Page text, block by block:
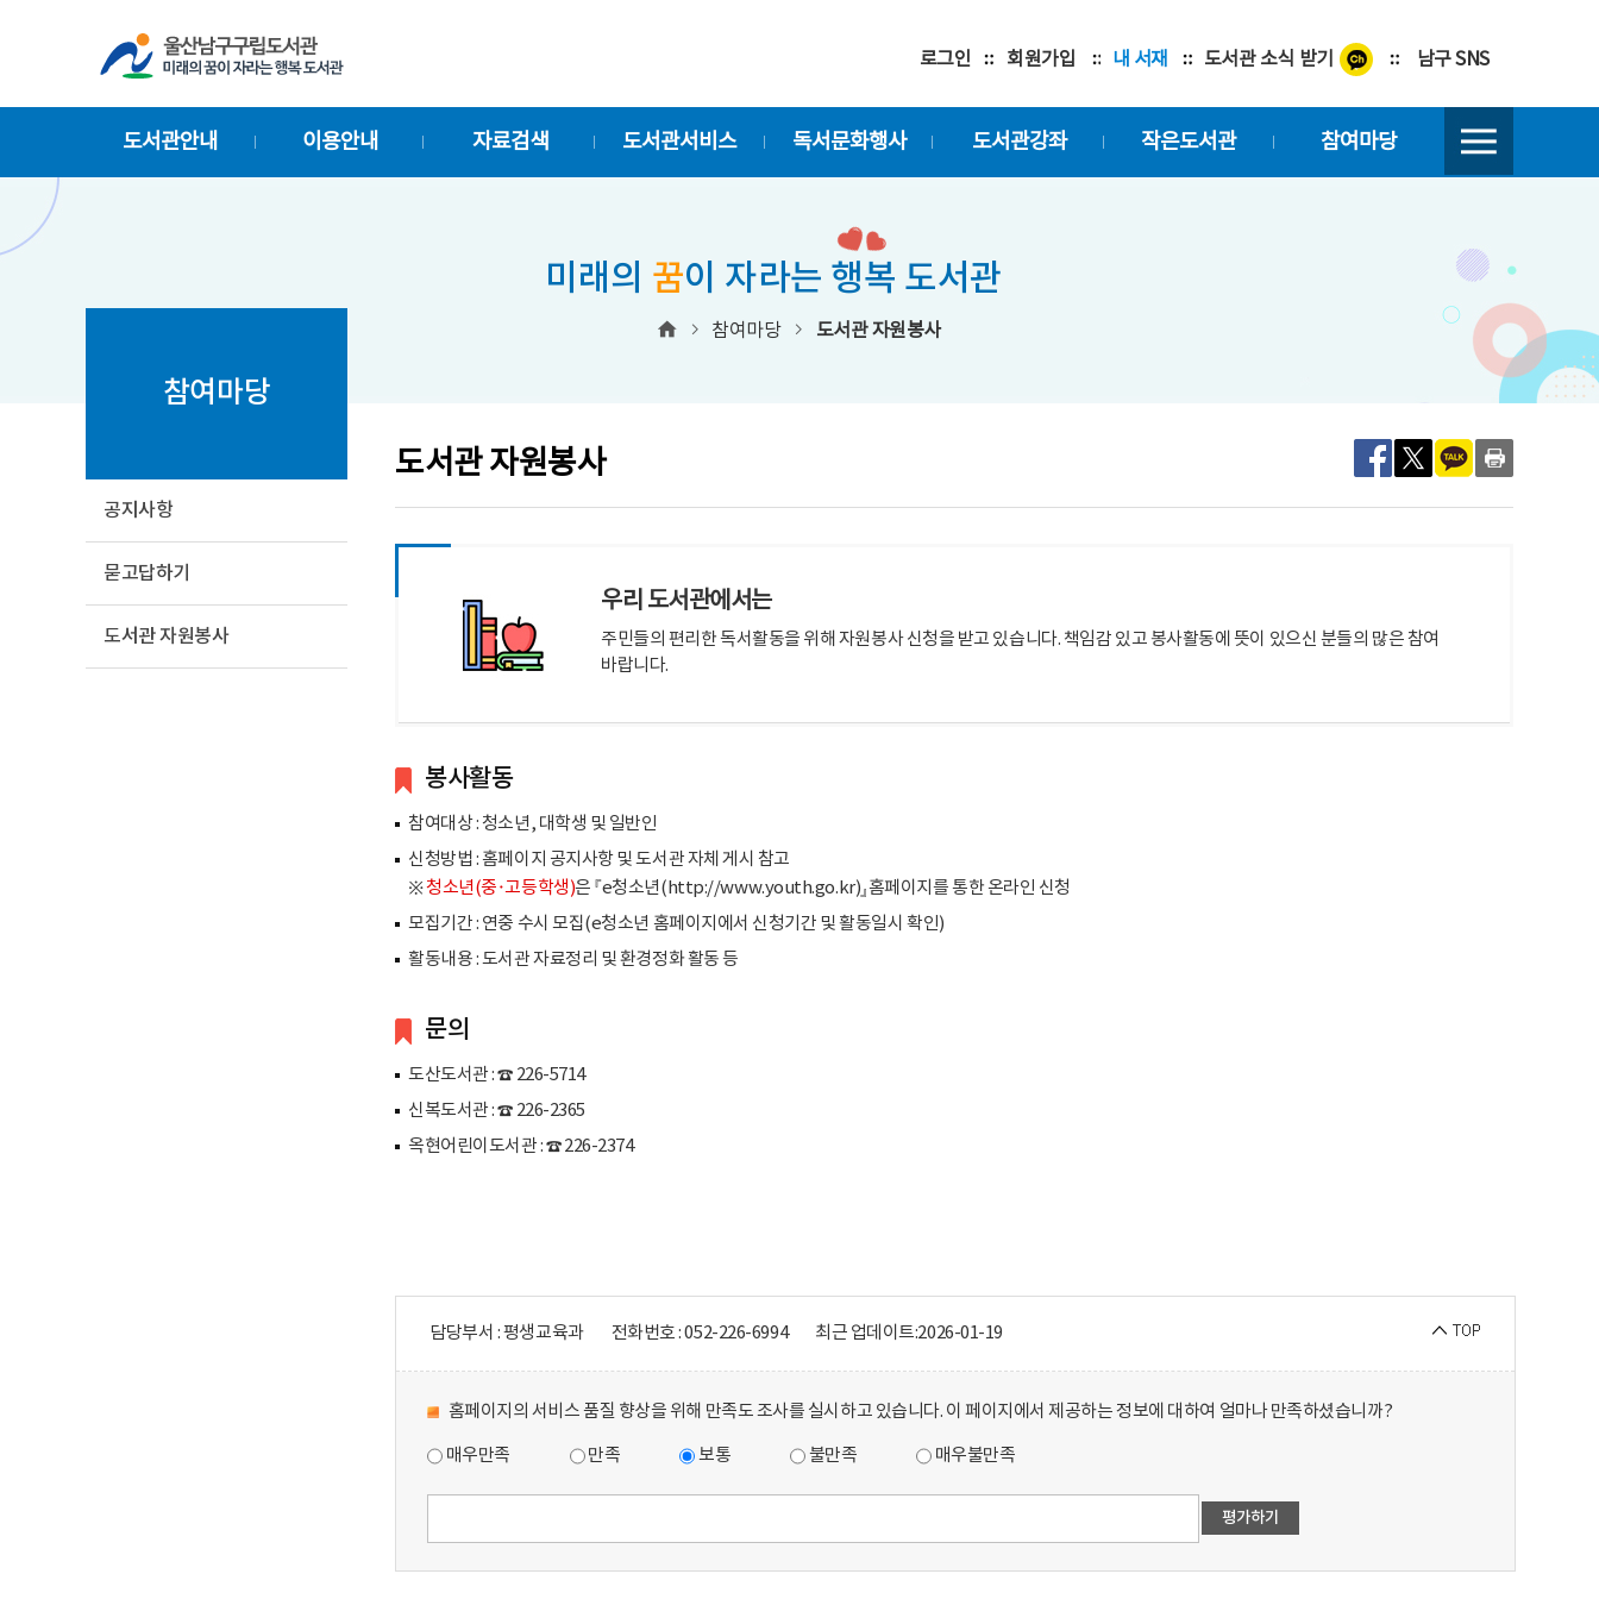
로그인 회원가입 내 서재 도서관 소식 받기 남구 SNS
도서관안내 이용안내 자료검색 도서관서비스 독서문화행사 도서관강좌 작은도서관 참여마당
미래의 꿈이 자라는 행복 도서관
참여마당 도서관 자원봉사
참여마당
공지사항
묻고답하기
도서관 자원봉사
도서관 자원봉사
우리 도서관에서는
주민들의 편리한 독서활동을 위해 자원봉사 신청을 받고 있습니다. 책임감 있고 봉사활동에 뜻이 있으신 분들의 많은 참여
바랍니다.
봉사활동
참여대상 : 청소년, 대학생 및 일반인
신청방법 : 홈페이지 공지사항 및 도서관 자체 게시 참고
※청소년(중·고등학생)은 『e청소년( http://www.youth.go.kr)』홈페이지를 통한 온라인 신청
모집기간 : 연중 수시 모집(e청소년 홈페이지에서 신청기간 및 활동일시 확인)
활동내용 : 도서관 자료정리 및 환경정화 활동 등
문의
도산도서관 : ☎ 226-5714
신복도서관 : ☎ 226-2365
옥현어린이도서관 : ☎ 226-2374
담당부서 : 평생교육과 전화번호 : 052-226-6994 최근 업데이트:2026-01-19
홈페이지의 서비스 품질 향상을 위해 만족도 조사를 실시하고 있습니다. 이 페이지에서 제공하는 정보에 대하여 얼마나 만족하셨습니까?
매우만족 만족 보통 불만족 매우불만족